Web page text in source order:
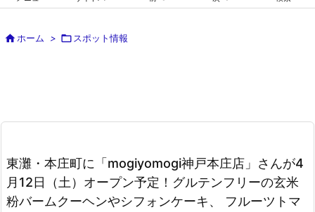
ホーム >  スポット情報
東灘・本庄町に「mogiyomogi神戸本庄店」さんが4
月12日（土）オープン予定！グルテンフリーの玄米
粉バームクーヘンやシフォンケーキ、 フルーツトマ